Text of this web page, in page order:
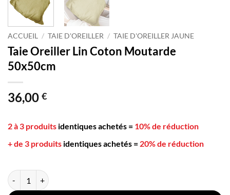
ACCUEIL / TAIE D'OREILLER / TAIE D'OREILLER JAUNE
Taie Oreiller Lin Coton Moutarde
50x50cm
36,00 €
2 à 3 produits identiques achetés = 10% de réduction
+ de 3 produits identiques achetés = 20% de réduction
quantité de Taie Oreiller Lin Coton Moutarde 50x50cm